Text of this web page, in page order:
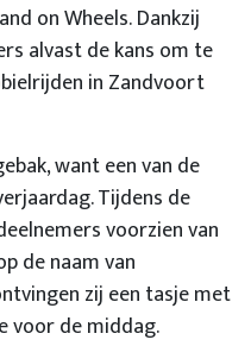
on Wheels. Dankzij
alvast de kans om te
in Zandvoort
want een van de
Tijdens de
voorzien van
de naam van
zij een tasje met
voor de middag.